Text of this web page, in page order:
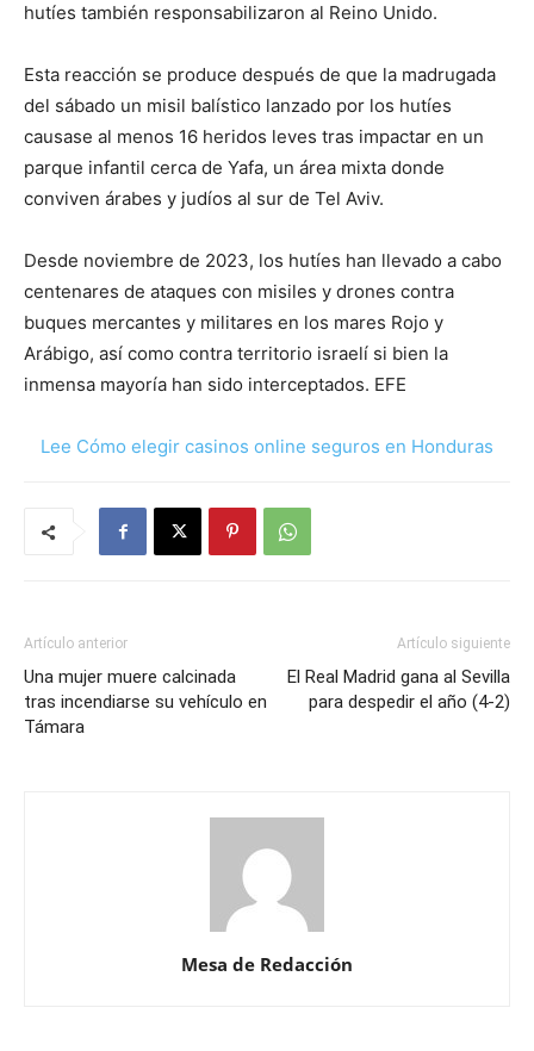
hutíes también responsabilizaron al Reino Unido.
Esta reacción se produce después de que la madrugada
del sábado un misil balístico lanzado por los hutíes
causase al menos 16 heridos leves tras impactar en un
parque infantil cerca de Yafa, un área mixta donde
conviven árabes y judíos al sur de Tel Aviv.
Desde noviembre de 2023, los hutíes han llevado a cabo
centenares de ataques con misiles y drones contra
buques mercantes y militares en los mares Rojo y
Arábigo, así como contra territorio israelí si bien la
inmensa mayoría han sido interceptados. EFE
Lee Cómo elegir casinos online seguros en Honduras
Artículo anterior
Una mujer muere calcinada
tras incendiarse su vehículo en
Támara
Artículo siguiente
El Real Madrid gana al Sevilla
para despedir el año (4-2)
Mesa de Redacción